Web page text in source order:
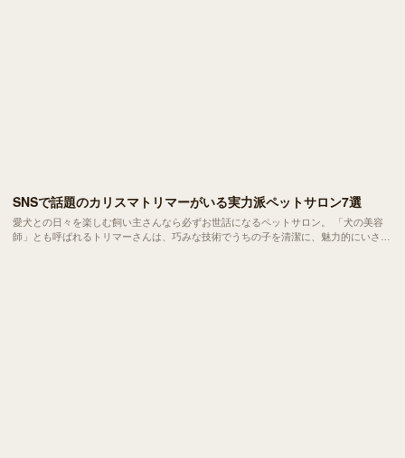
SNSで話題のカリスマトリマーがいる実力派ペットサロン7選
愛犬との日々を楽しむ飼い主さんなら必ずお世話になるペットサロン。 「犬の美容
師」とも呼ばれるトリマーさんは、巧みな技術でうちの子を清潔に、魅力的にいさせ